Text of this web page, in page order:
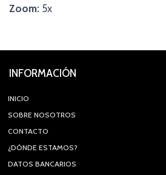
Zoom: 5x
INFORMACIÓN
INICIO
SOBRE NOSOTROS
CONTACTO
¿DÓNDE ESTAMOS?
DATOS BANCARIOS